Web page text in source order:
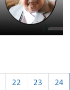
22 23 24